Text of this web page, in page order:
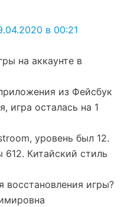
в 00:21
на аккаунте в
из Фейсбук
игра осталась на 1
уровень был 12.
Китайский стиль
восстановления игры?